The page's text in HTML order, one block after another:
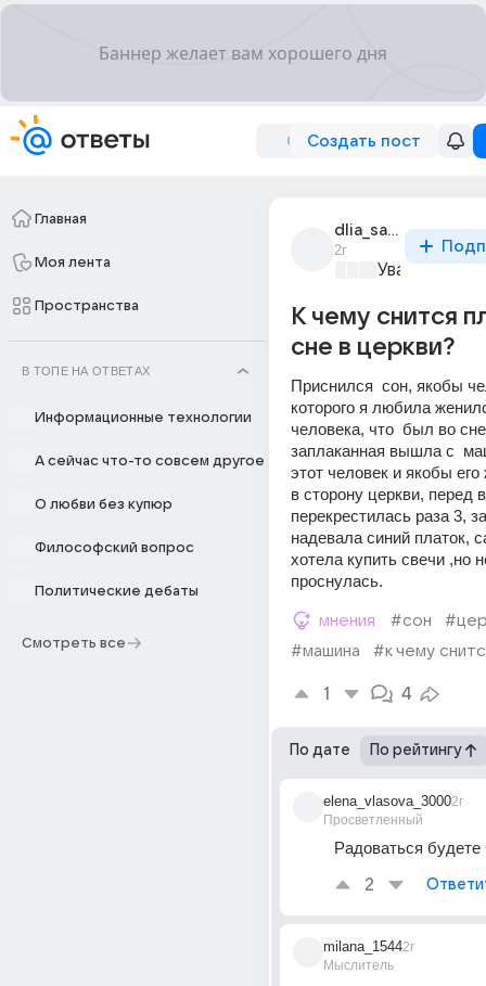
Создать пост
Главная
Моя лента
Пространства
В ТОПЕ НА ОТВЕТАХ
Информационные технологии
А сейчас что-то совсем другое
О любви без купюр
Философский вопрос
Политические дебаты
Смотреть все
dlia_saitov_77
2г
Уважаемый
К чему снится
сне в церкви?
Приснился  сон, якобы
которого я любила
человека, что  был во
заплаканная вышла с
этот человек и якобы
в сторону церкви, перед
перекрестилась раза 3,
надевала синий платок,
хотела купить свечи ,но
проснулась.
мнения #сон
#машина
#к чему
1 4
По дате По рейтингу
elena_vlasova_3000
Просветленный
2г
Радоваться будете
2
milana_1544
Мыслитель
2г